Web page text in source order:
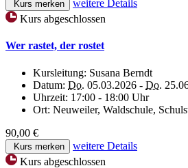
Kurs merken
weitere Details
Kurs abgeschlossen
Wer rastet, der rostet
Kursleitung: Susana Berndt
Datum: Do. 05.03.2026 - Do.
Uhrzeit: 17:00 - 18:00 Uhr
Ort: Neuweiler, Waldschule,
90,00 €
Kurs merken
weitere Details
Kurs abgeschlossen